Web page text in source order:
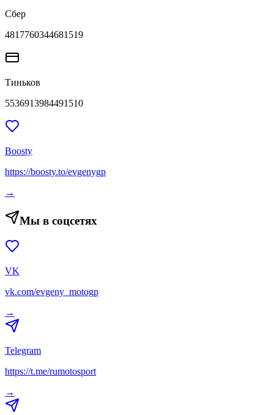
Сбер
4817760344681519
Тиньков
5536913984491510
Boosty
https://boosty.to/evgenygp
→
Мы в соцсетях
VK
vk.com/evgeny_motogp
→
Telegram
https://t.me/rumotosport
→